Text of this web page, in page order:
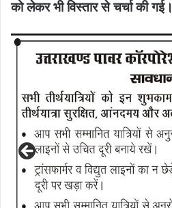
को लेकर भी विस्तार से चर्चा की गई।